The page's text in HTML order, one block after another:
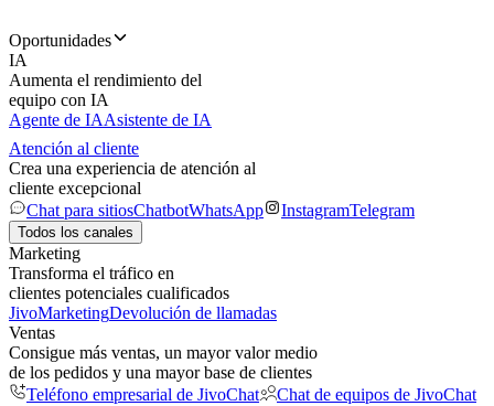
Oportunidades
IA
Aumenta el rendimiento del
equipo con IA
Agente de IAAsistente de IA
Atención al cliente
Crea una experiencia de atención al
cliente excepcional
Chat para sitiosChatbotWhatsApp InstagramTelegram
Todos los canales
Marketing
Transforma el tráfico en
clientes potenciales cualificados
JivoMarketingDevolución de llamadas
Ventas
Consigue más ventas, un mayor valor medio
de los pedidos y una mayor base de clientes
Teléfono empresarial de JivoChat
Chat de equipos de JivoChat